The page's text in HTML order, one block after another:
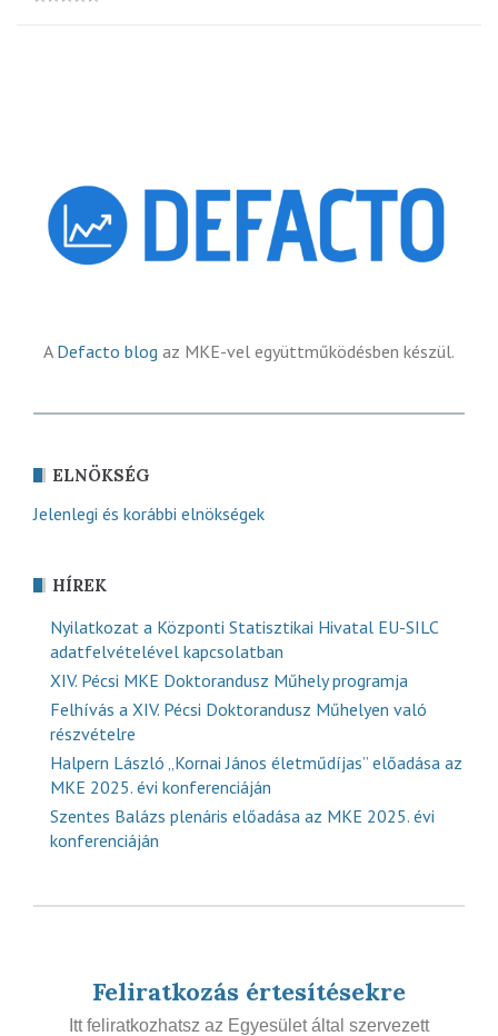
A Defacto blog az MKE-vel együttműködésben készül.
ELNÖKSÉG
Jelenlegi és korábbi elnökségek
HÍREK
Nyilatkozat a Központi Statisztikai Hivatal EU-SILC
adatfelvételével kapcsolatban
XIV. Pécsi MKE Doktorandusz Műhely programja
Felhívás a XIV. Pécsi Doktorandusz Műhelyen való
részvételre
Halpern László „Kornai János életműdíjas” előadása az
MKE 2025. évi konferenciáján
Szentes Balázs plenáris előadása az MKE 2025. évi
konferenciáján
Feliratkozás értesítésekre
Itt feliratkozhatsz az Egyesület által szervezett